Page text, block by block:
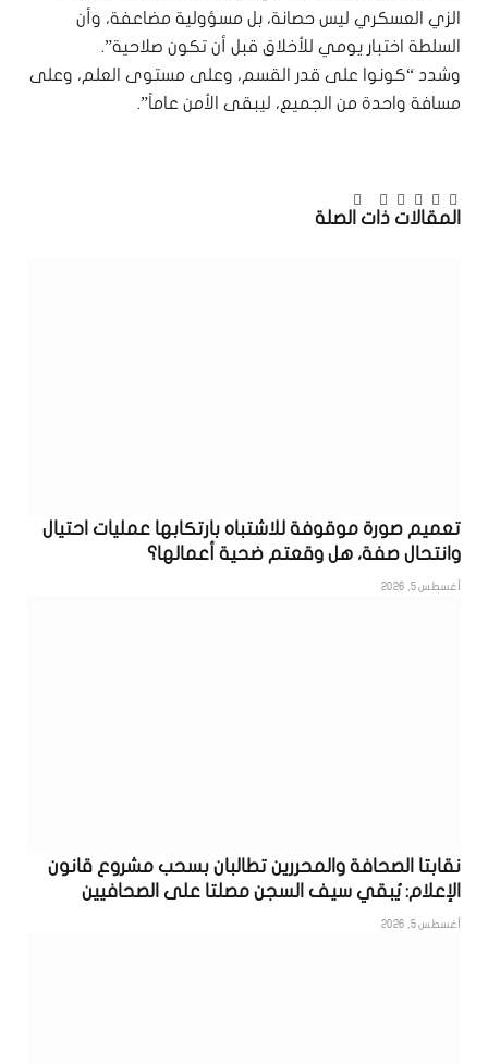
الزي العسكري ليس حصانة، بل مسؤولية مضاعفة، وأن
السلطة اختبار يومي للأخلاق قبل أن تكون صلاحية”.
وشدد “كونوا على قدر القسم، وعلى مستوى العلم، وعلى
مسافة واحدة من الجميع، ليبقى الأمن عاماً”.
فيسبوك
تويتربينتيريست
لينكدإن
Tumblrتيلقرام
البريد
الإلكتروني
المقالات ذات الصلة
تعميم صورة موقوفة للاشتباه بارتكابها عمليات احتيال
وانتحال صفة، هل وقعتم ضحية أعمالها؟
أغسطس 5, 2026
نقابتا الصحافة والمحررين تطالبان بسحب مشروع قانون
الإعلام: يُبقي سيف السجن مصلتا على الصحافيين
أغسطس 5, 2026